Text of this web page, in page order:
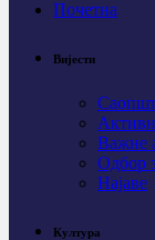
Почетна
Вијести
Важне
Одбор
Најаве
Култура